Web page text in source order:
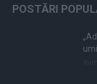
POSTĂRI